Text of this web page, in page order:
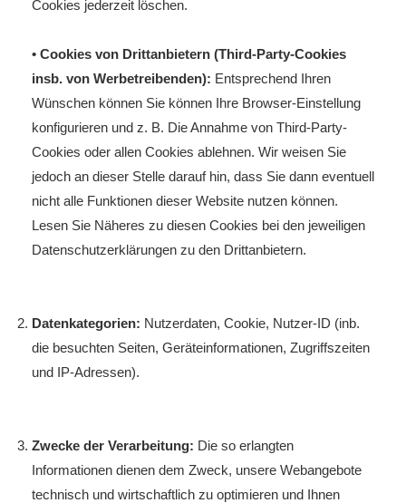
Cookies jederzeit löschen.
• Cookies von Drittanbietern (Third-Party-Cookies
insb. von Werbetreibenden): Entsprechend Ihren
Wünschen können Sie können Ihre Browser-Einstellung
konfigurieren und z. B. Die Annahme von Third-Party-
Cookies oder allen Cookies ablehnen. Wir weisen Sie
jedoch an dieser Stelle darauf hin, dass Sie dann eventuell
nicht alle Funktionen dieser Website nutzen können.
Lesen Sie Näheres zu diesen Cookies bei den jeweiligen
Datenschutzerklärungen zu den Drittanbietern.
Datenkategorien: Nutzerdaten, Cookie, Nutzer-ID (inb.
die besuchten Seiten, Geräteinformationen, Zugriffszeiten
und IP-Adressen).
Zwecke der Verarbeitung: Die so erlangten
Informationen dienen dem Zweck, unsere Webangebote
technisch und wirtschaftlich zu optimieren und Ihnen